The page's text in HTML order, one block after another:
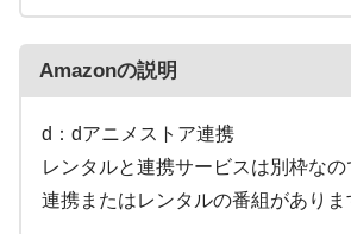
Amazonの説明
d：dアニメストア連携
レンタルと連携サービスは別枠なの
連携またはレンタルの番組がありま